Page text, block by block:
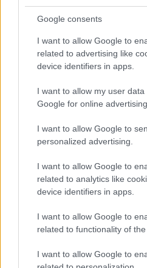
Google consents
I want to allow Google to
related to advertising like
device identifiers in apps.
I want to allow my user
Google for online
I want to allow Google to
personalized advertising.
I want to allow Google to
related to analytics like
device identifiers in apps.
I want to allow Google to
related to functionality of
I want to allow Google to
gyermeket kell
módszertani eszköztár
eszköztelennek érezheti
Erre (is) kínál megoldást a
iskolábanmódszertana,
évben egy Erasmus+
próbáltak ki hat európai
Pelusos gyerek az
pelenkás gyerekek